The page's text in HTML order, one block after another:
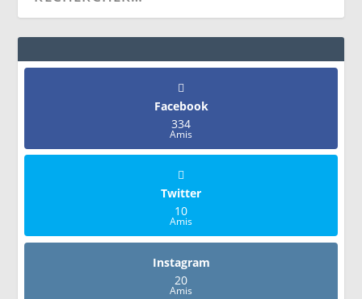
Facebook
334
Amis
Twitter
10
Amis
Instagram
20
Amis